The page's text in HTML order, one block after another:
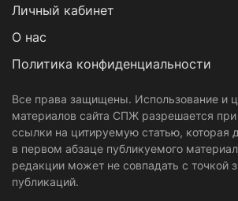
Личный кабинет
О нас
Политика конфиденциальности
Все права защищены. Использование и
материалов сайта СПЖ разрешается
ссылки на цитируемую статью, которая
в первом абзаце публикуемого
редакции может не совпадать с точкой
публикаций.